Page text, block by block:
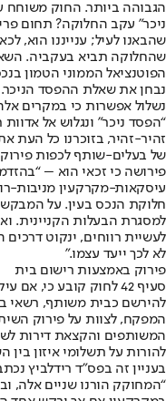
הגבוהה ביותר. החוק משוחח
ניכר” עקב החלוקה? תחום
שהבאנו לעיל; ענייננו הוא,
שהחלוקה תביא בעקביה.
הפוטנציאל הממוני הטמון
נבחן את שאלת ההפסד
נשלול אפשרות כי במקרים
“הפסד ניכר” ונגלוש אל
זהיר-זהיר, בזוכרנו כל העת
של בעלים-שותף לכפות
פירושה כי זכאי הוא –
עיסקאות-מקרקעין מניבות-
חלוקת הנכס בעין. על המבקש
למסגרת הבעלות הקניינית.
לעשיית רווחים, ינקוט
לא לכך ייעד עצמו.”
פירוק באמצעות רישום בית
סעיף 42 לחוק קובע
להירשם כבית משותף, רשאי
המפקח, לצוות על פירוק
המשותפים והקצאת דירות
להורות על תשלומי איזון בין
בעניין זה בפס”ד רידלביץ
“המחוקק הורנו שניים אלה,